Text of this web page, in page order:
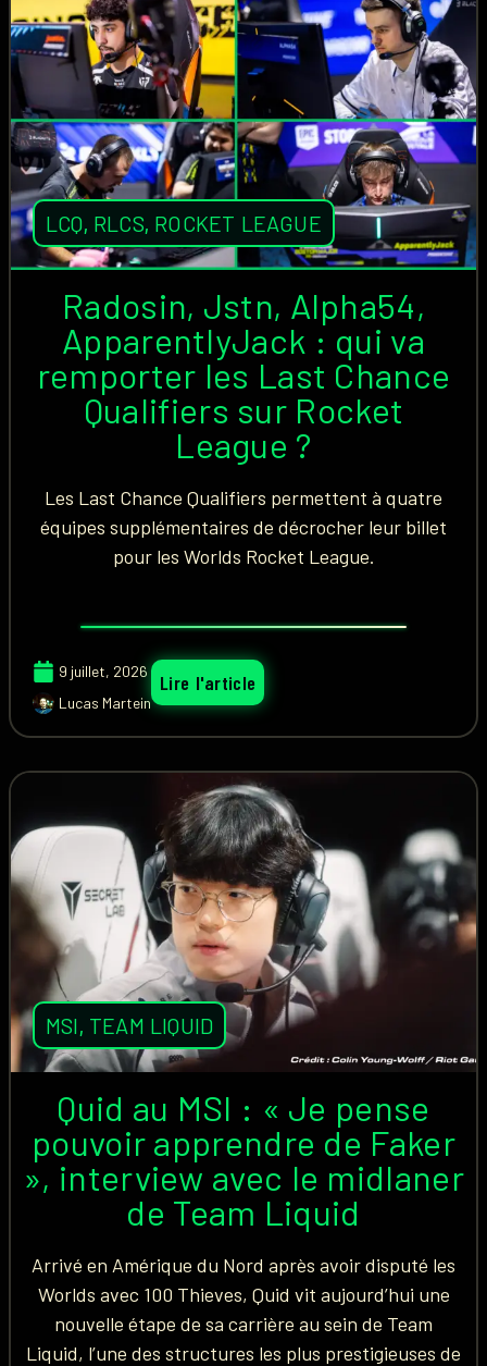
LCQ, RLCS, ROCKET LEAGUE
Radosin, Jstn, Alpha54,
ApparentlyJack : qui va
remporter les Last Chance
Qualifiers sur Rocket
League ?
Les Last Chance Qualifiers permettent à quatre
équipes supplémentaires de décrocher leur billet
pour les Worlds Rocket League.
9 juillet, 2026
Lucas Martein
Lire l'article
MSI, TEAM LIQUID
Quid au MSI : « Je pense
pouvoir apprendre de Faker
», interview avec le midlaner
de Team Liquid
Arrivé en Amérique du Nord après avoir disputé les
Worlds avec 100 Thieves, Quid vit aujourd’hui une
nouvelle étape de sa carrière au sein de Team
Liquid, l’une des structures les plus prestigieuses de